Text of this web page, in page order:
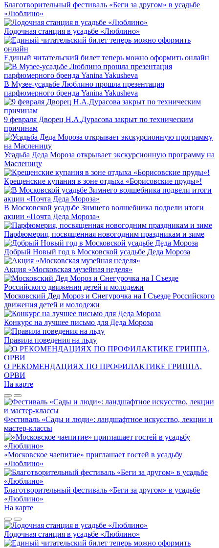
Благотворительный фестиваль «Беги за другом» в усадьбе
«Люблино»
Лодочная станция в усадьбе «Люблино»
Единый читательский билет теперь можно оформить онлайн
В Музее-усадьбе Люблино прошла презентация
парфюмерного бренда Yanina Yakusheva
9 февраля Дворец Н.А.Дурасова закрыт по техническим
причинам
Усадьба Деда Мороза открывает экскурсионную программу на
Масленицу
Крещенские купания в зоне отдыха «Борисовские пруды»!
В Московской усадьбе Зимнего волшебника подвели итоги
акции «Почта Деда Мороза»
Парфюмерия, посвященная новогодним праздникам и зиме
Добрый Новый год в Московской усадьбе Деда Мороза
Акция «Московская музейная неделя»
Московский Дед Мороз и Снегурочка на I Съезде Российского
движения детей и молодежи
Конкурс на лучшее письмо для Деда Мороза
Правила поведения на льду
О РЕКОМЕНДАЦИЯХ ПО ПРОФИЛАКТИКЕ ГРИППА,
ОРВИ
На карте
Фестиваль «Сады и люди»: ландшафтное искусство, лекции и
мастер-классы
«Московское чаепитие» приглашает гостей в усадьбу
«Люблино»
Благотворительный фестиваль «Беги за другом» в усадьбе
«Люблино»
На карте
Лодочная станция в усадьбе «Люблино»